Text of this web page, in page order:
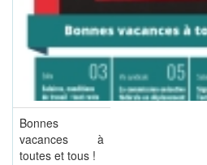
Bonnes
vacances à
toutes et tous !